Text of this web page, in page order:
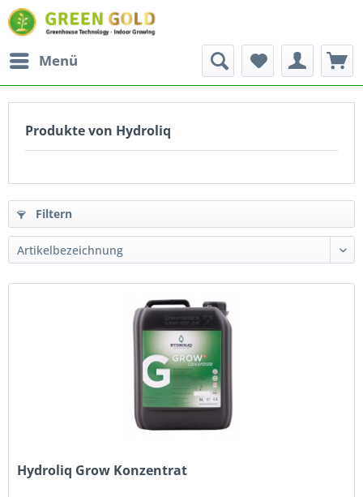
Menü
Produkte von Hydroliq
Filtern
Hydroliq Grow Konzentrat